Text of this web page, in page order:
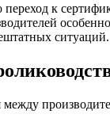
к
ситуаций.
между